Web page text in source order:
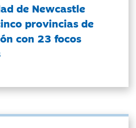
de Newcastle
provincias de
con 23 focos